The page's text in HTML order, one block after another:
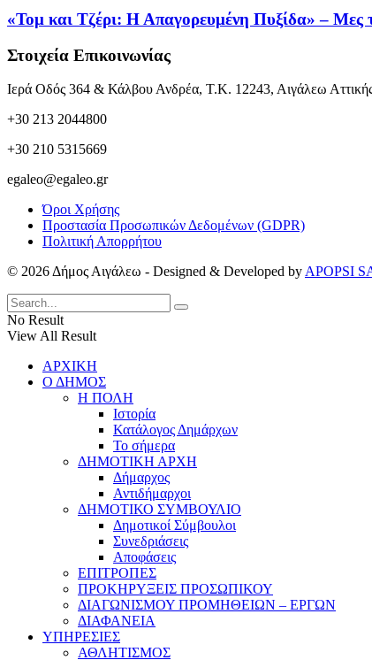
«Τομ και Τζέρι: Η Απαγορευμένη Πυξίδα» – Μες
Στοιχεία Επικοινωνίας
Ιερά Οδός 364 & Κάλβου Ανδρέα, Τ.Κ. 12243, Αιγάλεω
+30 213 2044800
+30 210 5315669
egaleo@egaleo.gr
Όροι Χρήσης
Προστασία Προσωπικών Δεδομένων (GDPR)
Πολιτική Απορρήτου
© 2026 Δήμος Αιγάλεω - Designed & Developed by APOPSI
No Result
View All Result
ΑΡΧΙΚΗ
Ο ΔΗΜΟΣ
Η ΠΟΛΗ
Ιστορία
Κατάλογος Δημάρχων
Το σήμερα
ΔΗΜΟΤΙΚΗ ΑΡΧΗ
Δήμαρχος
Αντιδήμαρχοι
ΔΗΜΟΤΙΚΟ ΣΥΜΒΟΥΛΙΟ
Δημοτικοί Σύμβουλοι
Συνεδριάσεις
Αποφάσεις
ΕΠΙΤΡΟΠΕΣ
ΠΡΟΚΗΡΥΞΕΙΣ ΠΡΟΣΩΠΙΚΟΥ
ΔΙΑΓΩΝΙΣΜΟΥ ΠΡΟΜΗΘΕΙΩΝ – ΕΡΓΩΝ
ΔΙΑΦΑΝΕΙΑ
ΥΠΗΡΕΣΙΕΣ
ΑΘΛΗΤΙΣΜΟΣ